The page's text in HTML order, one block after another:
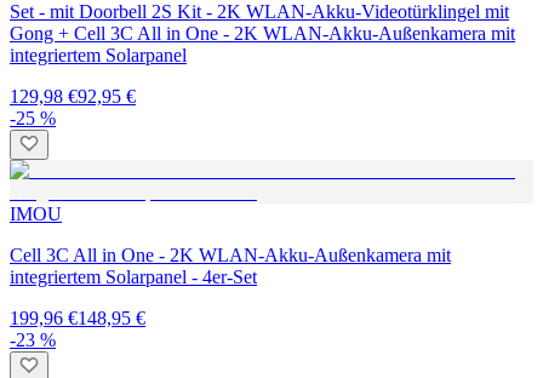
Set - mit Doorbell 2S Kit - 2K WLAN-Akku-Videotürklingel mit
Gong + Cell 3C All in One - 2K WLAN-Akku-Außenkamera mit
integriertem Solarpanel
129,98 €92,95 €
-25 %
IMOU
Cell 3C All in One - 2K WLAN-Akku-Außenkamera mit
integriertem Solarpanel - 4er-Set
199,96 €148,95 €
-23 %